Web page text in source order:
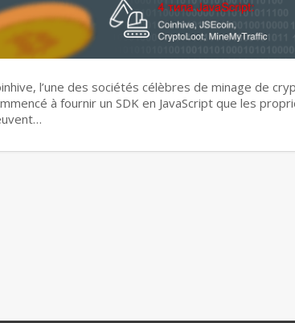
l’une des sociétés célèbres de minage de
à fournir un SDK en JavaScript que les